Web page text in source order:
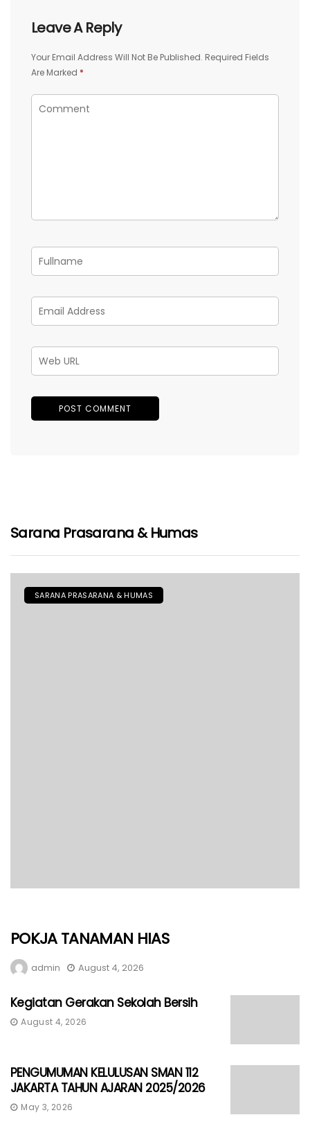
Leave A Reply
Your Email Address Will Not Be Published. Required Fields
Are Marked *
Sarana Prasarana & Humas
SARANA PRASARANA & HUMAS
POKJA TANAMAN HIAS
admin August 4, 2026
Kegiatan Gerakan Sekolah Bersih
August 4, 2026
PENGUMUMAN KELULUSAN SMAN 112
JAKARTA TAHUN AJARAN 2025/2026
May 3, 2026